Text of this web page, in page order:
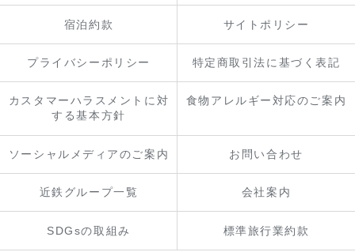
宿泊約款 サイトポリシー
プライバシーポリシー 特定商取引法に基づく表記
カスタマーハラスメントに対
する基本方針
食物アレルギー対応のご案内
ソーシャルメディアのご案内 お問い合わせ
近鉄グループ一覧 会社案内
SDGsの取組み 標準旅行業約款